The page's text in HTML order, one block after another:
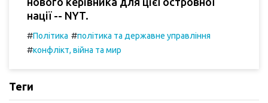
нації -- NYT.
#Політика #політика та державне управління
#конфлікт, війна та мир
Теги